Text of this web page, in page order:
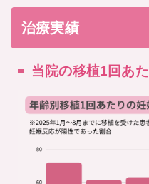
治療実績
当院の移植1回あ